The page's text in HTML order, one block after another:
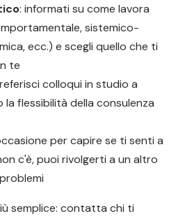
: informati su come lavora
sistemico-
ecc.) e scegli quello che ti
te
colloqui in studio a
la flessibilità della consulenza
per capire se ti senti a
c'è, puoi rivolgerti a un altro
semplice: contatta chi ti